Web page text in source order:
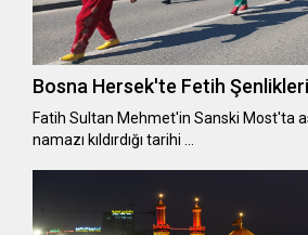
Bosna Hersek'te Fetih
Fatih Sultan Mehmet'in Sanski Most'ta
namazı kıldırdığı tarihi …